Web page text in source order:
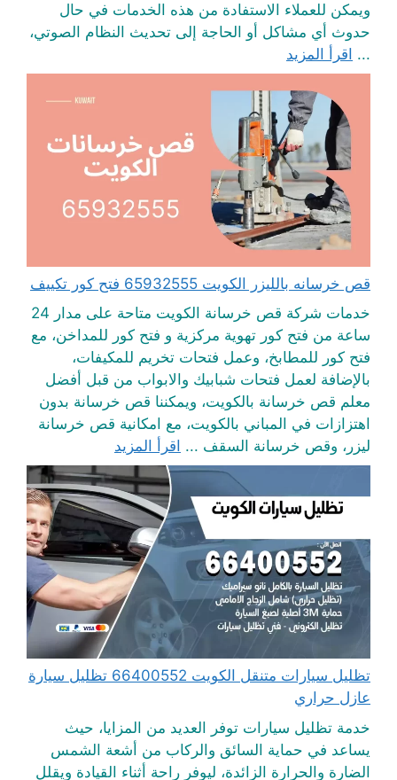
ويمكن للعملاء الاستفادة من هذه الخدمات في حال
حدوث أي مشاكل أو الحاجة إلى تحديث النظام الصوتي،
... اقرأ المزيد
قص خرسانه بالليزر الكويت 65932555 فتح كور تكييف
خدمات شركة قص خرسانة الكويت متاحة على مدار 24
ساعة من فتح كور تهوية مركزية و فتح كور للمداخن، مع
فتح كور للمطابخ، وعمل فتحات تخريم للمكيفات،
بالإضافة لعمل فتحات شبابيك والابواب من قبل أفضل
معلم قص خرسانة بالكويت، ويمكننا قص خرسانة بدون
اهتزازات في المباني بالكويت، مع امكانية قص خرسانة
ليزر، وقص خرسانة السقف ... اقرأ المزيد
تظليل سيارات متنقل الكويت 66400552 تظليل سيارة
عازل حراري
خدمة تظليل سيارات توفر العديد من المزايا، حيث
يساعد في حماية السائق والركاب من أشعة الشمس
الضارة والحرارة الزائدة، ليوفر راحة أثناء القيادة ويقلل